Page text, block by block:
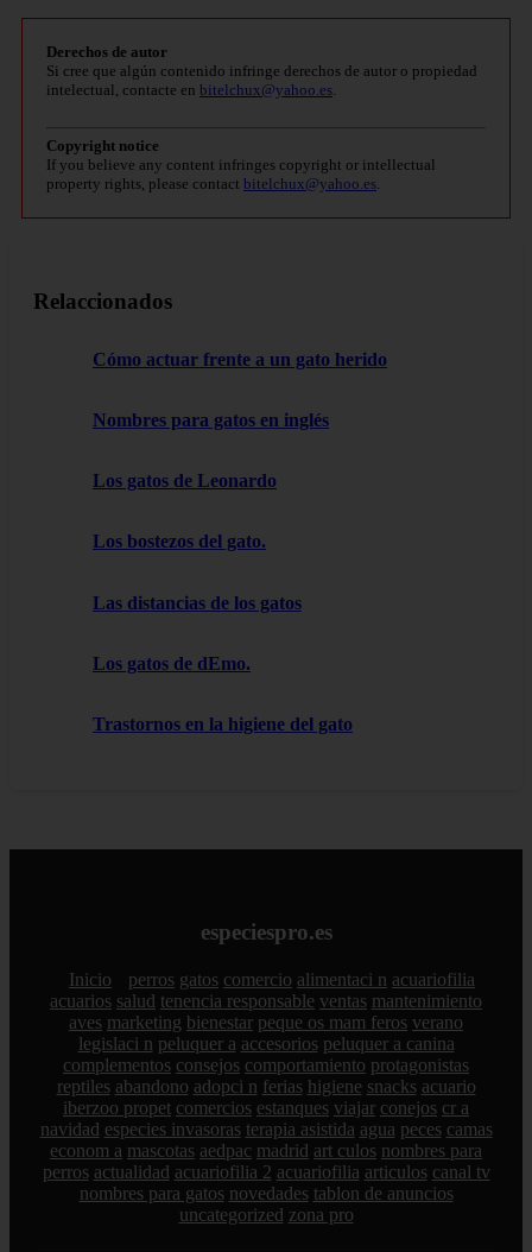
Derechos de autor
Si cree que algún contenido infringe derechos de autor o propiedad
intelectual, contacte en bitelchux@yahoo.es.
Copyright notice
If you believe any content infringes copyright or intellectual
property rights, please contact bitelchux@yahoo.es.
Relaccionados
Cómo actuar frente a un gato herido
Nombres para gatos en inglés
Los gatos de Leonardo
Los bostezos del gato.
Las distancias de los gatos
Los gatos de dEmo.
Trastornos en la higiene del gato
especiespro.es
Inicio perros gatos comercio alimentaci n acuariofilia
acuarios salud tenencia responsable ventas mantenimiento
aves marketing bienestar peque os mam feros verano
legislaci n peluquer a accesorios peluquer a canina
complementos consejos comportamiento protagonistas
reptiles abandono adopci n ferias higiene snacks acuario
iberzoo propet comercios estanques viajar conejos cr a
navidad especies invasoras terapia asistida agua peces camas
econom a mascotas aedpac madrid art culos nombres para
perros actualidad acuariofilia 2 acuariofilia articulos canal tv
nombres para gatos novedades tablon de anuncios
uncategorized zona pro